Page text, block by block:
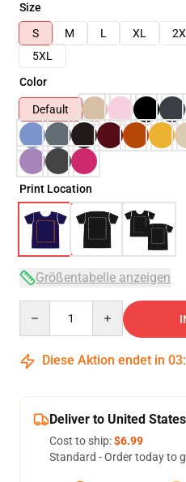
Size
S
M L XL
5XL
Color
Default
Print Location
Größentabelle anzeigen
Diese Aktion endet in 03:
Deliver to United States
Cost to ship:$6.99
Standard - Order today to